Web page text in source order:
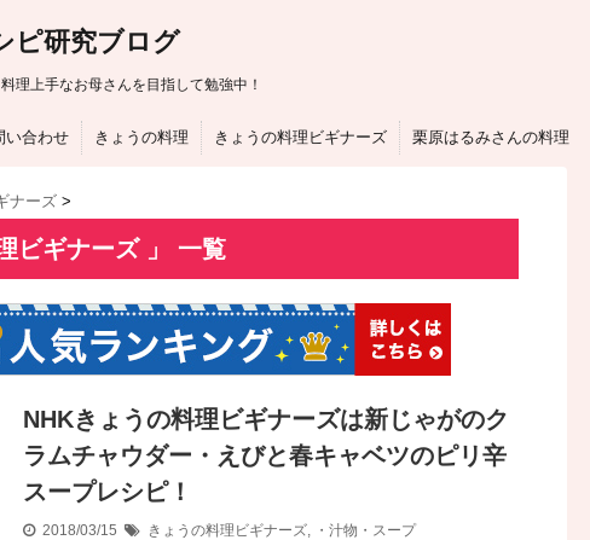
ピ研究ブログ
理上手なお母さんを目指して勉強中！
い合わせ きょうの料理 きょうの料理ビギナーズ 栗原はるみさんの料理
ナーズ >
ビギナーズ 」 一覧
NHKきょうの料理ビギナーズは新じゃがのク
ラムチャウダー・えびと春キャベツのピリ辛
スープレシピ！
2018/03/15 きょうの料理ビギナーズ, ・汁物・スープ